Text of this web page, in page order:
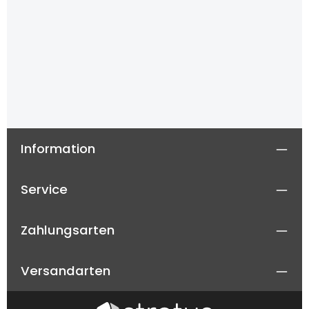
Information
Service
Zahlungsarten
Versandarten